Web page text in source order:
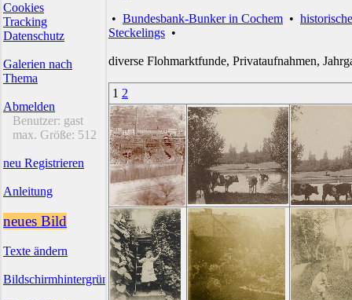
Cookies
Tracking
Datenschutz
Galerien nach
Thema
Abmelden
Benutzer: gast
max. Größe: 512
neu Registrieren
Anleitung
neues Bild
Texte ändern
Bildschirmhintergründe
• Bundesbank-Bunker in Cochem •
Steckelings •
diverse Flohmarktfunde, Privataufnahmen,
1 2